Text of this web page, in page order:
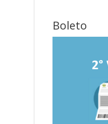
Boleto